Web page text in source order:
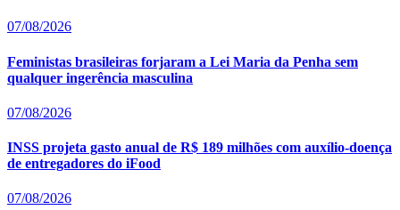
07/08/2026
Feministas brasileiras forjaram a Lei Maria da Penha sem
qualquer ingerência masculina
07/08/2026
INSS projeta gasto anual de R$ 189 milhões com auxílio-doença
de entregadores do iFood
07/08/2026